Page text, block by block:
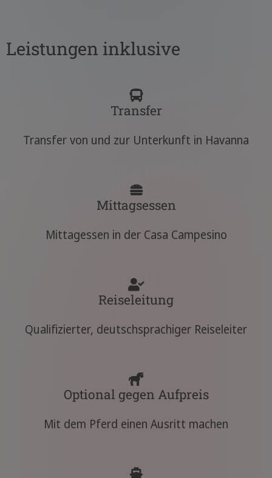
Leistungen inklusive
Transfer
Transfer von und zur Unterkunft in Havanna
Mittagsessen
Mittagessen in der Casa Campesino
Reiseleitung
Qualifizierter, deutschsprachiger Reiseleiter
Optional gegen Aufpreis
Mit dem Pferd einen Ausritt machen